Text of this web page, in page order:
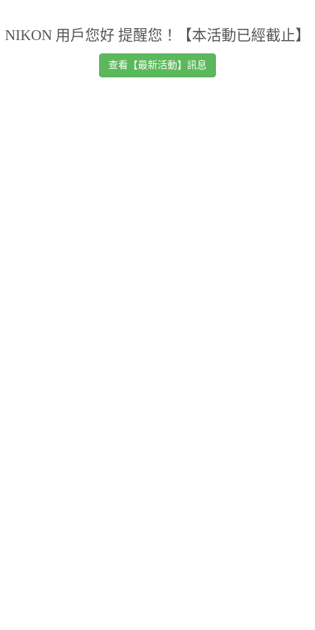
NIKON 用戶您好 提醒您！【本活動已經截止】
查看【最新活動】訊息